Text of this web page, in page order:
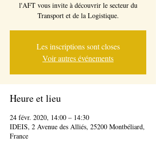
l'AFT vous invite à découvrir le secteur du
Transport et de la Logistique.
Les inscriptions sont closes
Voir autres événements
Heure et lieu
24 févr. 2020, 14:00 – 14:30
IDEIS, 2 Avenue des Alliés, 25200 Montbéliard,
France